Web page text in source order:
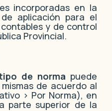
incorporadas en la
aplicación para el
y de control
Provincial.
de norma puede
de acuerdo al
> Por Norma), en
parte superior de la